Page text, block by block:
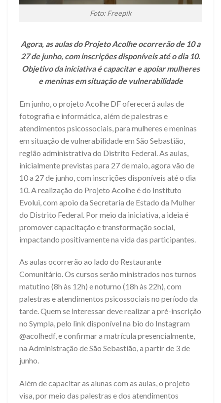
Foto: Freepik
Agora, as aulas do Projeto Acolhe ocorrerão de 10 a
27 de junho, com inscrições disponíveis até o dia 10.
Objetivo da iniciativa é capacitar e apoiar mulheres
e meninas em situação de vulnerabilidade
Em junho, o projeto Acolhe DF oferecerá aulas de
fotografia e informática, além de palestras e
atendimentos psicossociais, para mulheres e meninas
em situação de vulnerabilidade em São Sebastião,
região administrativa do Distrito Federal. As aulas,
inicialmente previstas para 27 de maio, agora vão de
10 a 27 de junho, com inscrições disponíveis até o dia
10. A realização do Projeto Acolhe é do Instituto
Evolui, com apoio da Secretaria de Estado da Mulher
do Distrito Federal. Por meio da iniciativa, a ideia é
promover capacitação e transformação social,
impactando positivamente na vida das participantes.
As aulas ocorrerão ao lado do Restaurante
Comunitário. Os cursos serão ministrados nos turnos
matutino (8h às 12h) e noturno (18h às 22h), com
palestras e atendimentos psicossociais no período da
tarde. Quem se interessar deve realizar a pré-inscrição
no Sympla, pelo link disponível na bio do Instagram
@acolhedf, e confirmar a matrícula presencialmente,
na Administração de São Sebastião, a partir de 3 de
junho.
Além de capacitar as alunas com as aulas, o projeto
visa, por meio das palestras e dos atendimentos